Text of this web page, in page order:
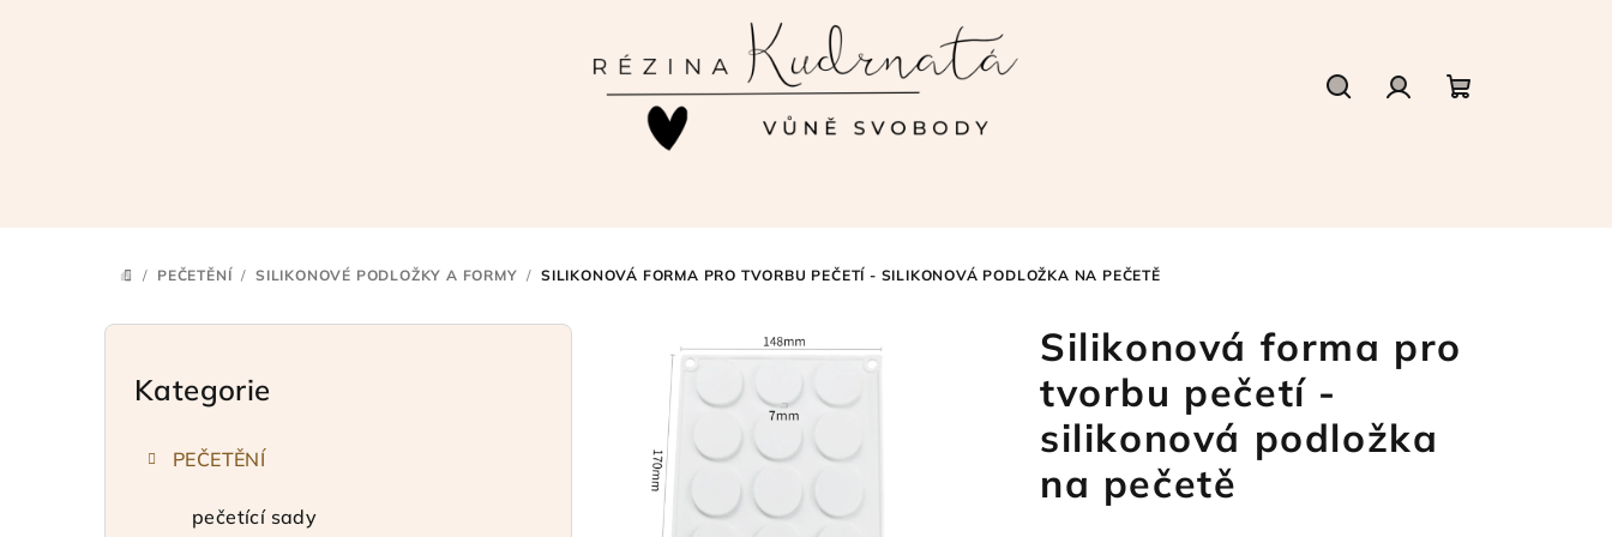
DOMŮ
/ PEČETĚNÍ / SILIKONOVÉ PODLOŽKY A FORMY / SILIKONOVÁ FORMA PRO TVORBU PEČETÍ - SILIKONOVÁ PODLOŽKA NA PEČETĚ
P
Přeskočit
kategorie
Kategorie
PEČETĚNÍ
pečetící sady
Silikonová forma pro
tvorbu pečetí -
silikonová podložka
na pečetě